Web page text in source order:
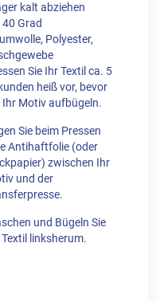
kalt abziehen
40 Grad
Polyester,
Sie Ihr Textil ca. 5
heiß vor, bevor
Ihr Motiv aufbügeln.
Sie beim Pressen
Antihaftfolie (oder
zwischen Ihr
und der
und Bügeln Sie
linksherum.